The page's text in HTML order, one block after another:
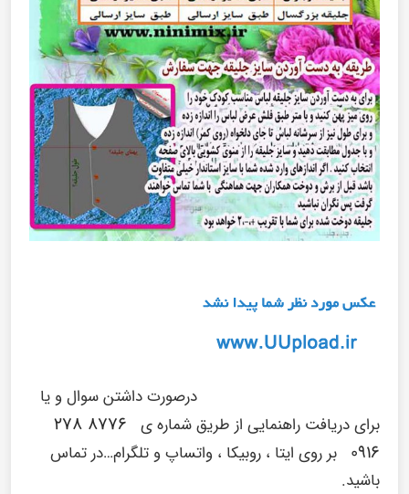
درصورت داشتن سوال و یا
برای دریافت راهنمایی از طریق شماره ی
۸۷۷۶ ۲۷۸
۰۹۱۶ بر روی ایتا ، روبیکا ، واتساپ و تلگرام…در تماس
باشید.